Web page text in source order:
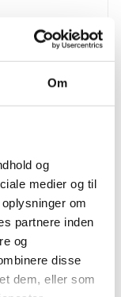
Om
og
medier og til
om
partnere inden
og
disse
dem, eller som
actuators